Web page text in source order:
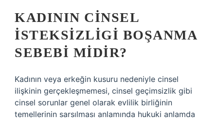
KADININ CINSEL
ISTEKSIZLIGI BOŞANMA
SEBEBI MIDIR?
Kadının veya erkeğin kusuru nedeniyle cinsel
ilişkinin gerçekleşmemesi, cinsel geçimsizlik gibi
cinsel sorunlar genel olarak evlilik birliğinin
temellerinin sarsılması anlamında hukuki anlamda